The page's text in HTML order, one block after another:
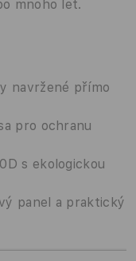
mnoho let.
navržené přímo
pro ochranu
s ekologickou
panel a praktický